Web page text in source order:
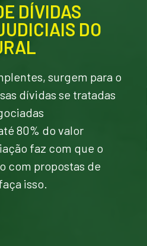
DÍVIDAS
DO
surgem para o
dívidas se tratadas
80% do valor
faz com que o
com propostas de
isso.